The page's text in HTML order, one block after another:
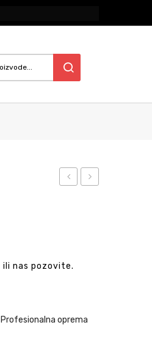
ili nas pozovite.
Profesionalna oprema